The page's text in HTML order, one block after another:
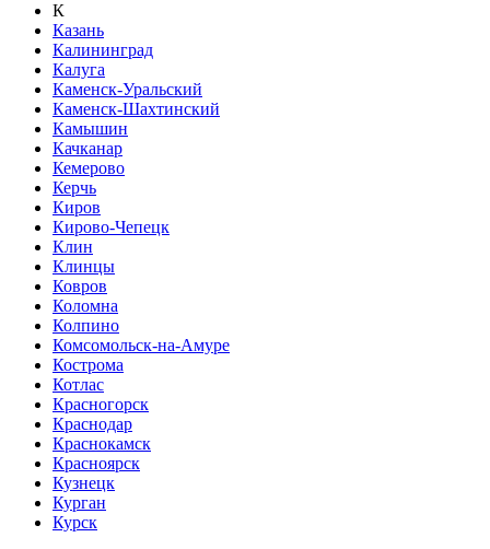
К
Казань
Калининград
Калуга
Каменск-Уральский
Каменск-Шахтинский
Камышин
Качканар
Кемерово
Керчь
Киров
Кирово-Чепецк
Клин
Клинцы
Ковров
Коломна
Колпино
Комсомольск-на-Амуре
Кострома
Котлас
Красногорск
Краснодар
Краснокамск
Красноярск
Кузнецк
Курган
Курск